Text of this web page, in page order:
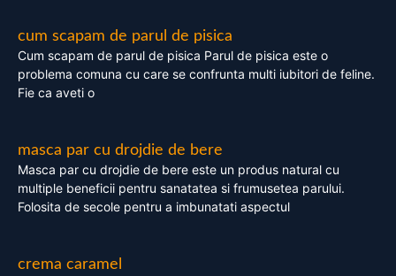
cum scapam de parul de pisica
Cum scapam de parul de pisica Parul de pisica este o
problema comuna cu care se confrunta multi iubitori de feline.
Fie ca aveti o
masca par cu drojdie de bere
Masca par cu drojdie de bere este un produs natural cu
multiple beneficii pentru sanatatea si frumusetea parului.
Folosita de secole pentru a imbunatati aspectul
crema caramel